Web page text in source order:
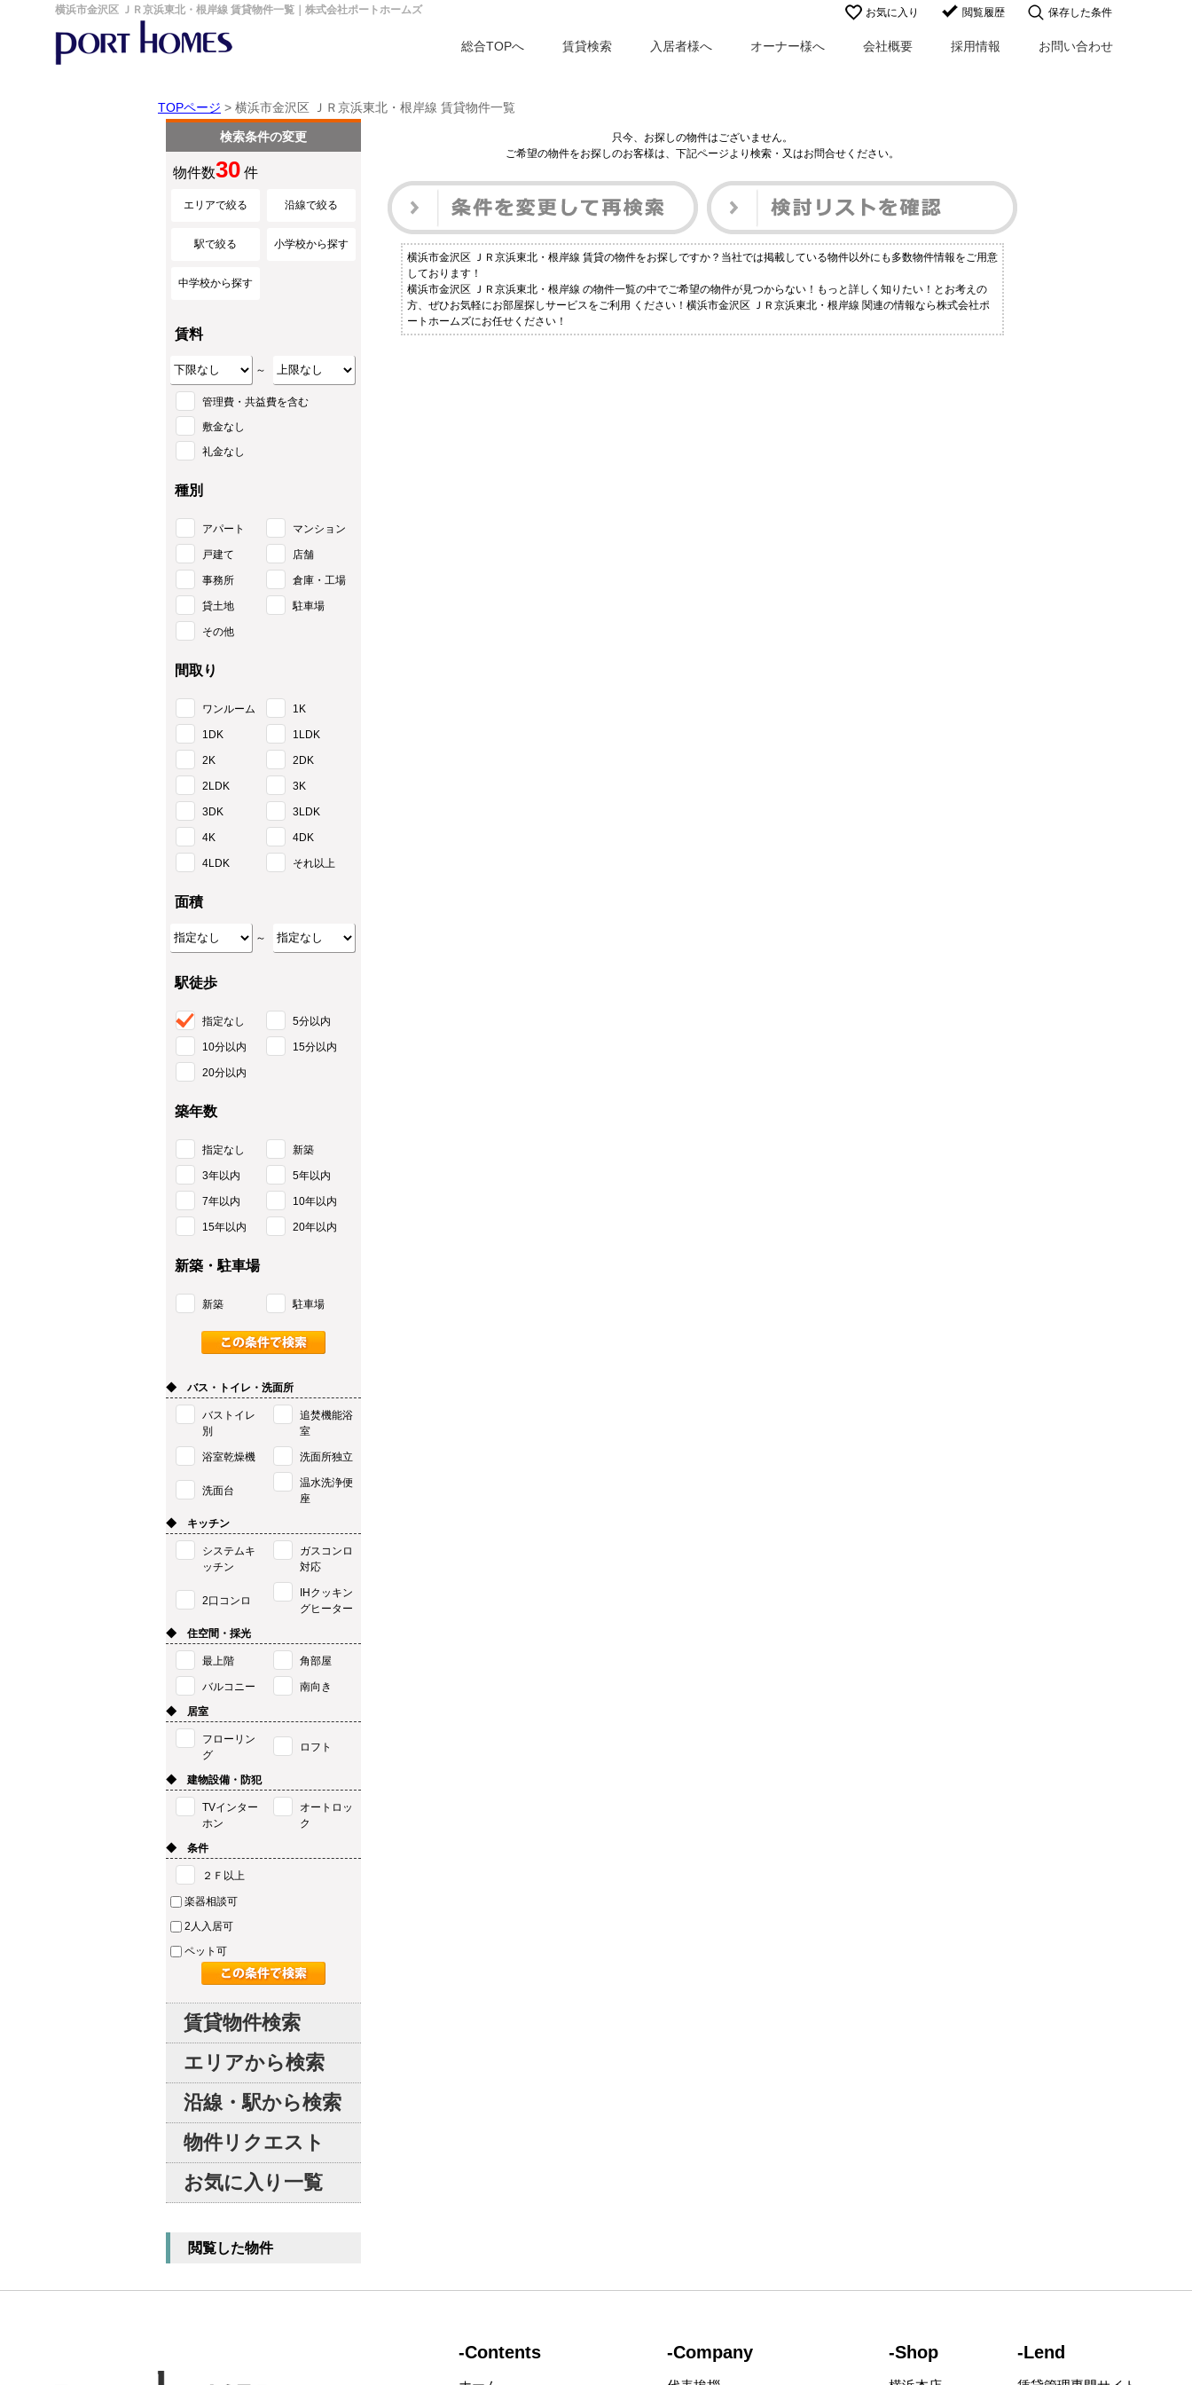
横浜市金沢区 ＪＲ京浜東北・根岸線 賃貸物件一覧｜株式会社ポートホームズ お気に入り 閲覧履歴 保存した条件
総合TOPへ 賃貸検索 入居者様へ オーナー様へ 会社概要 採用情報 お問い合わせ
TOPページ > 横浜市金沢区 ＪＲ京浜東北・根岸線 賃貸物件一覧
只今、お探しの物件はございません。
ご希望の物件をお探しのお客様は、下記ページより検索・又はお問合せください。
横浜市金沢区 ＪＲ京浜東北・根岸線 賃貸の物件をお探しですか？当社では掲載している物件以外にも多数物件情報をご用意
しております！
横浜市金沢区 ＪＲ京浜東北・根岸線 の物件一覧の中でご希望の物件が見つからない！もっと詳しく知りたい！とお考えの
方、ぜひお気軽にお部屋探しサービスをご利用 ください！横浜市金沢区 ＪＲ京浜東北・根岸線 関連の情報なら株式会社ポ
ートホームズにお任せください！
検索条件の変更
物件数30 件
エリアで絞る 沿線で絞る
駅で絞る 小学校から探す
中学校から探す
賃料
～
管理費・共益費を含む
敷金なし
礼金なし
種別
アパート マンション
戸建て 店舗
事務所 倉庫・工場
貸土地 駐車場
その他
間取り
ワンルーム 1K
1DK 1LDK
2K 2DK
2LDK 3K
3DK 3LDK
4K 4DK
4LDK それ以上
面積
～
駅徒歩
指定なし 5分以内
10分以内 15分以内
20分以内
築年数
指定なし 新築
3年以内 5年以内
7年以内 10年以内
15年以内 20年以内
新築・駐車場
新築 駐車場
◆ バス・トイレ・洗面所
バストイレ
別
追焚機能浴
室
浴室乾燥機 洗面所独立
洗面台
温水洗浄便
座
◆ キッチン
システムキ
ッチン
ガスコンロ
対応
2口コンロ
IHクッキン
グヒーター
◆ 住空間・採光
最上階 角部屋
バルコニー
南向き
◆ 居室
フローリン
グ
ロフト
◆ 建物設備・防犯
TVインター
ホン
オートロッ
ク
◆ 条件
２Ｆ以上
楽器相談可
2人入居可
ペット可
賃貸物件検索
エリアから検索
沿線・駅から検索
物件リクエスト
お気に入り一覧
閲覧した物件
-Contents -Company -Shop -Lend